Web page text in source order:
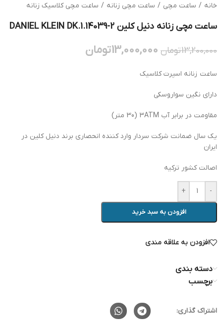
خانه / ساعت مچی / ساعت مچی زنانه / ساعت مچی کلاسیک زنانه
ساعت مچی زنانه دنیل کلین DANIEL KLEIN DK.1.14039-2
13,200,000تومان 13,000,000تومان
ساعت زنانه اسپرت کلاسیک
دارای نگین سواروسکی
مقاومت در برابر آب 3ATM (30 متر)
یک سال ضمانت شرکت سردار وارد کننده انحصاری برند دنیل کلین در
ایران
اصالت کشور ترکیه
-
+
افزودن به سبد خرید
افزودن به علاقه مندی
دسته بندی
برچسب
اشتراک گذاری: